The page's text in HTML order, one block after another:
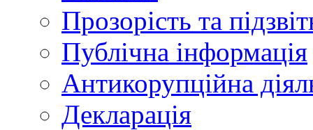
Прозорість та
Публічна інформація
Антикорупційна
Декларація